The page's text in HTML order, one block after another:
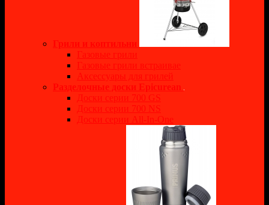
Грили и коптильни
Газовые грили
Газовые грили встраивае
Аксессуары для грилей
Разделочные доски Epicurean
Доски серии 700 GS
Доски серии 700 NS
Доски серии All-In-One